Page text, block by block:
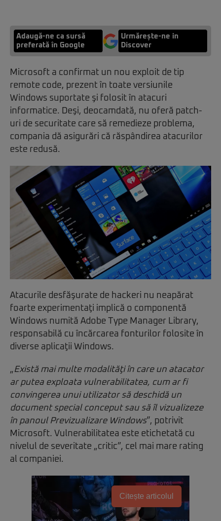
Adaugă-ne ca sursă
preferată în Google
Urmărește-ne in
Discover
Microsoft a confirmat un nou exploit de tip
remote code, prezent în toate versiunile
Windows suportate şi folosit în atacuri
informatice. Deşi, deocamdată, nu oferă patch-
uri de securitate care să remedieze problema,
compania dă asigurări că răspândirea atacurilor
este redusă.
Atacurile desfăşurate de hackeri nu neapărat
foarte experimentaţi implică o componentă
Windows numită Adobe Type Manager Library,
responsabilă cu încărcarea fonturilor folosite în
diverse aplicaţii Windows.
„Există mai multe modalităţi în care un atacator
ar putea exploata vulnerabilitatea, cum ar fi
convingerea unui utilizator să deschidă un
document special conceput sau să îl vizualizeze
în panoul Previzualizare Windows”, potrivit
Microsoft. Vulnerabilitatea este etichetată cu
nivelul de severitate „critic”, cel mai mare rating
al companiei.
Citește articolul